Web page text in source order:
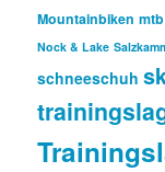
Mountainbiken
Nock & Lake
schneeschuh